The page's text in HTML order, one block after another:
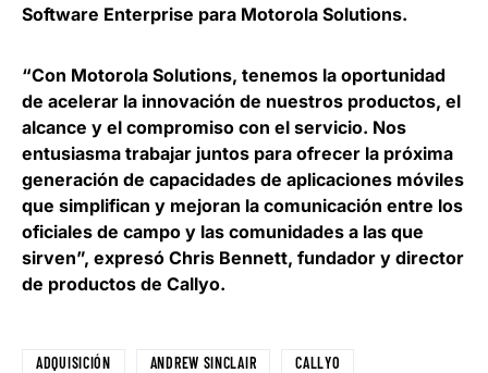
Software Enterprise para Motorola Solutions.
“Con Motorola Solutions, tenemos la oportunidad
de acelerar la innovación de nuestros productos, el
alcance y el compromiso con el servicio. Nos
entusiasma trabajar juntos para ofrecer la próxima
generación de capacidades de aplicaciones móviles
que simplifican y mejoran la comunicación entre los
oficiales de campo y las comunidades a las que
sirven”, expresó Chris Bennett, fundador y director
de productos de Callyo.
ADQUISICIÓN ANDREW SINCLAIR CALLYO